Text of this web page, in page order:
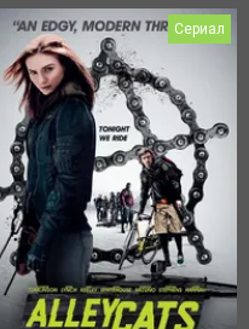
Сериал